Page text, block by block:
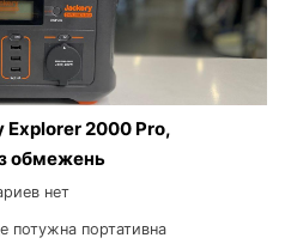
Explorer 2000 Pro,
обмежень
нет
потужна портативна